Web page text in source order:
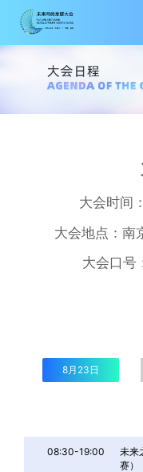
大会时间：
大会地点：南
大会口号
8月23日
08:30-19:00
未来
赛）